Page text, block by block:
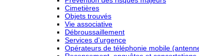
Cimetières
Objets trouvés
Vie associative
Débroussaillement
Services d’urgence
Opérateurs de téléphonie mobile